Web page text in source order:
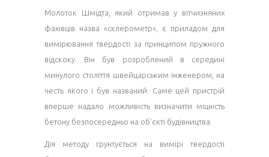
Молоток Шмідта, який отримав у вітчизняних
фахівців назва «склерометр», є приладом для
вимірювання твердості за принципом пружного
відскоку. Він був розроблений в середині
минулого століття швейцарським інженером, на
честь якого і був названий. Саме цей пристрій
вперше надало можливість визначити міцність
бетону безпосередньо на об’єкті будівництва.
Дія методу грунтується на вимірі твердості